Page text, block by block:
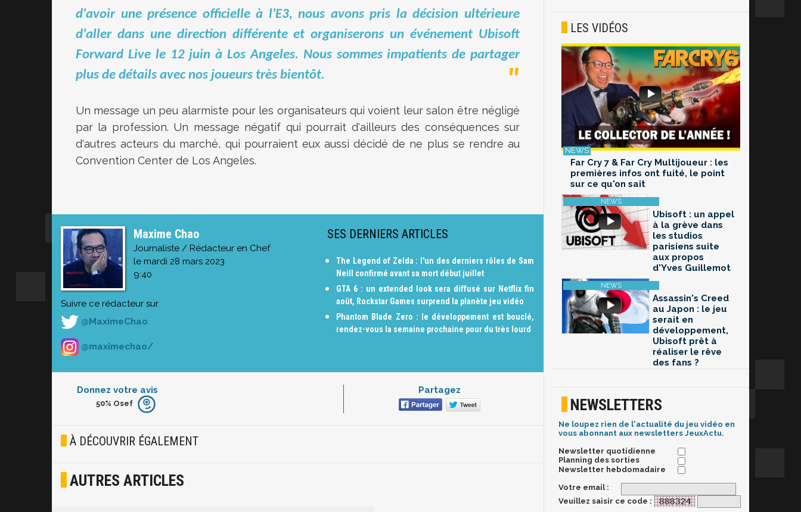
d'avoir une présence officielle à l'E3, nous avons pris la décision ultérieure
d'aller dans une direction différente et organiserons un événement Ubisoft
Forward Live le 12 juin à Los Angeles. Nous sommes impatients de partager
plus de détails avec nos joueurs très bientôt.
Un message un peu alarmiste pour les organisateurs qui voient leur salon être négligé
par la profession. Un message négatif qui pourrait d'ailleurs des conséquences sur
d'autres acteurs du marché, qui pourraient eux aussi décidé de ne plus se rendre au
Convention Center de Los Angeles.
Maxime Chao
Journaliste / Rédacteur en Chef
le mardi 28 mars 2023
9:40
Suivre ce rédacteur sur
@MaximeChao
@maximechao/
SES DERNIERS ARTICLES
The Legend of Zelda : l'un des derniers rôles de Sam
Neill confirmé avant sa mort début juillet
GTA 6 : un extended look sera diffusé sur Netflix fin
août, Rockstar Games surprend la planète jeu vidéo
Phantom Blade Zero : le développement est bouclé,
rendez-vous la semaine prochaine pour du très lourd
Donnez votre avis
Furieux
Joyeux
50% Osef
Partagez
À DÉCOUVRIR ÉGALEMENT
AUTRES ARTICLES
LES VIDÉOS
Far Cry 7 & Far Cry Multijoueur : les
premières infos ont fuité, le point
sur ce qu'on sait
Ubisoft : un appel
à la grève dans
les studios
parisiens suite
aux propos
d'Yves Guillemot
Assassin's Creed
au Japon : le jeu
serait en
développement,
Ubisoft prêt à
réaliser le rêve
des fans ?
NEWSLETTERS
Ne loupez rien de l'actualité du jeu vidéo en
vous abonnant aux newsletters JeuxActu.
Newsletter quotidienne
Planning des sorties
Newsletter hebdomadaire
Votre email :
Veuillez saisir ce code :